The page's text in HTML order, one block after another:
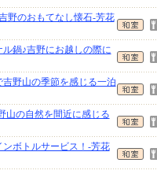
野のおもてなし懐石-芳花
鍋♪吉野にお越しの際に
吉野山の季節を感じる一泊
山の自然を間近に感じる
ボトルサービス！-芳花